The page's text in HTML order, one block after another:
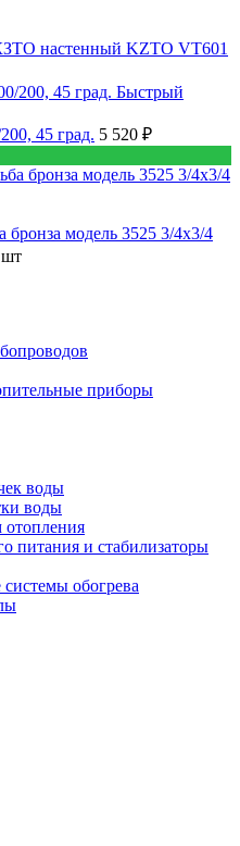
настенный KZTO VT601
Быстрый
45 град. 5 520 ₽
бронза модель 3525 3/4x3/4
приборы
воды
воды
отопления
питания и стабилизаторы
обогрева